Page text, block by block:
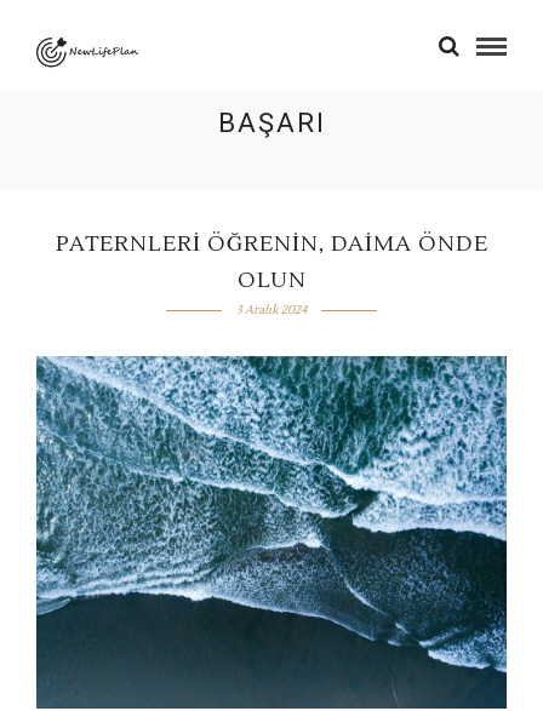
BAŞARI
PATERNLERI ÖĞRENIN, DAIMA ÖNDE
OLUN
3 Aralık 2024